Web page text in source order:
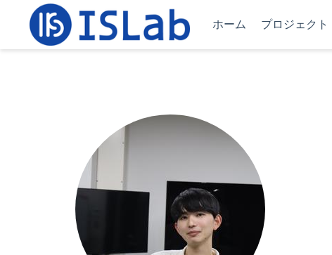
ホーム プロジェクト